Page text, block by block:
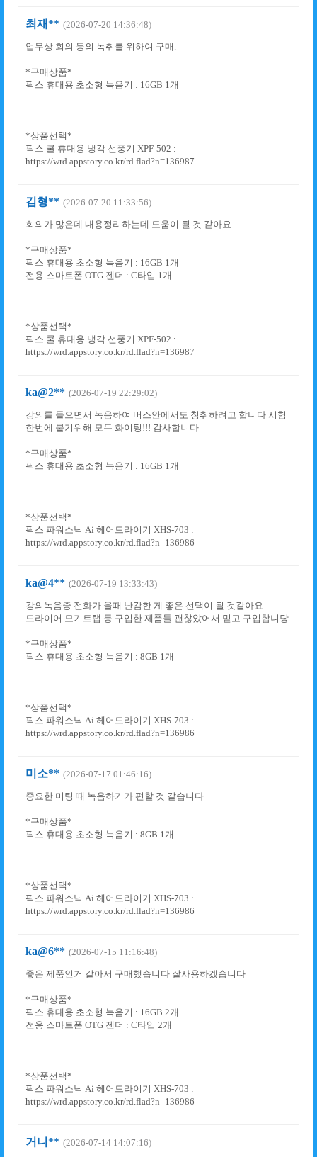
최재** (2026-07-20 14:36:48)
업무상 회의 등의 녹취를 위하여 구매.
*구매상품*
픽스 휴대용 초소형 녹음기 : 16GB 1개
*상품선택*
픽스 쿨 휴대용 냉각 선풍기 XPF-502 :
https://wrd.appstory.co.kr/rd.flad?n=136987
김형** (2026-07-20 11:33:56)
회의가 많은데 내용정리하는데 도움이 될 것 같아요
*구매상품*
픽스 휴대용 초소형 녹음기 : 16GB 1개
전용 스마트폰 OTG 젠더 : C타입 1개
*상품선택*
픽스 쿨 휴대용 냉각 선풍기 XPF-502 :
https://wrd.appstory.co.kr/rd.flad?n=136987
ka@2** (2026-07-19 22:29:02)
강의를 들으면서 녹음하여 버스안에서도 청취하려고 합니다 시험
한번에 붙기위해 모두 화이팅!!! 감사합니다
*구매상품*
픽스 휴대용 초소형 녹음기 : 16GB 1개
*상품선택*
픽스 파워소닉 Ai 헤어드라이기 XHS-703 :
https://wrd.appstory.co.kr/rd.flad?n=136986
ka@4** (2026-07-19 13:33:43)
강의녹음중 전화가 올때 난감한 게 좋은 선택이 될 것같아요
드라이어 모기트랩 등 구입한 제품들 괜찮았어서 믿고 구입합니당
*구매상품*
픽스 휴대용 초소형 녹음기 : 8GB 1개
*상품선택*
픽스 파워소닉 Ai 헤어드라이기 XHS-703 :
https://wrd.appstory.co.kr/rd.flad?n=136986
미소** (2026-07-17 01:46:16)
중요한 미팅 때 녹음하기가 편할 것 같습니다
*구매상품*
픽스 휴대용 초소형 녹음기 : 8GB 1개
*상품선택*
픽스 파워소닉 Ai 헤어드라이기 XHS-703 :
https://wrd.appstory.co.kr/rd.flad?n=136986
ka@6** (2026-07-15 11:16:48)
좋은 제품인거 같아서 구매했습니다 잘사용하겠습니다
*구매상품*
픽스 휴대용 초소형 녹음기 : 16GB 2개
전용 스마트폰 OTG 젠더 : C타입 2개
*상품선택*
픽스 파워소닉 Ai 헤어드라이기 XHS-703 :
https://wrd.appstory.co.kr/rd.flad?n=136986
거니** (2026-07-14 14:07:16)